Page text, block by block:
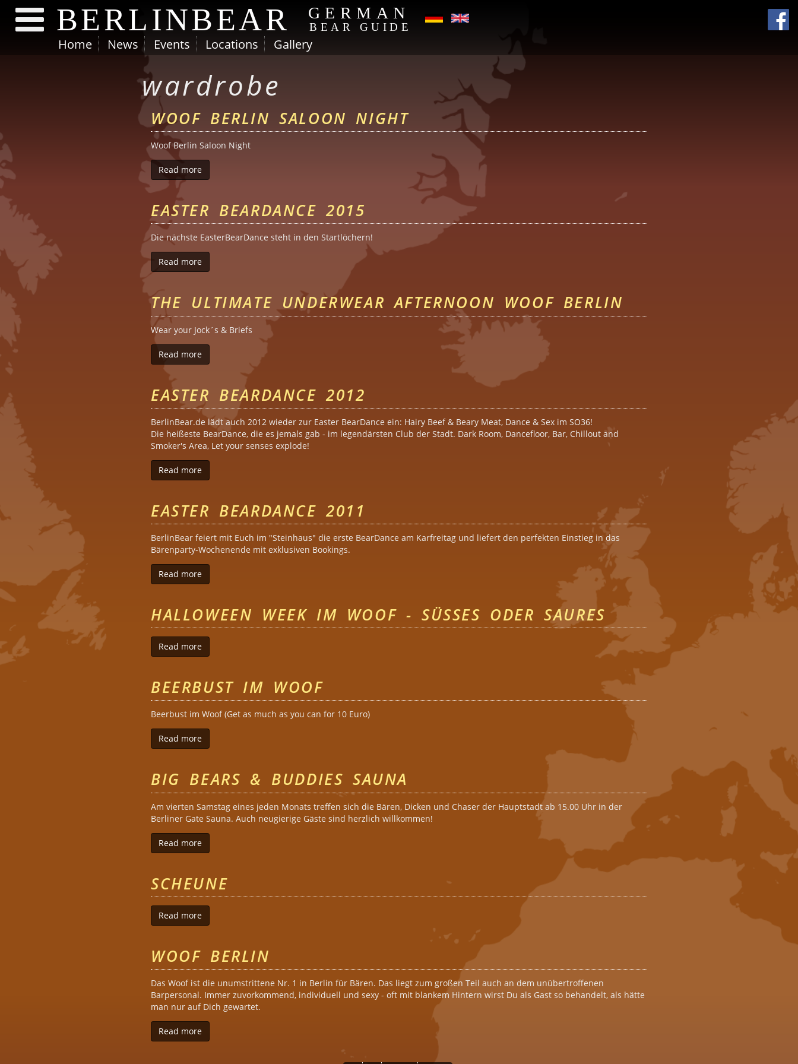
BERLINBEAR GERMAN
BEAR GUIDE
Home News Events Locations Gallery
wardrobe
WOOF BERLIN SALOON NIGHT
Woof Berlin Saloon Night
Read more
EASTER BEARDANCE 2015
Die nächste EasterBearDance steht in den Startlöchern!
Read more
THE ULTIMATE UNDERWEAR AFTERNOON WOOF BERLIN
Wear your Jock´s & Briefs
Read more about The Ultimate Underwear Afternoon Woof Berlin
EASTER BEARDANCE 2012
BerlinBear.de lädt auch 2012 wieder zur Easter BearDance ein: Hairy Beef & Beary Meat, Dance & Sex im SO36!
Die heißeste BearDance, die es jemals gab - im legendärsten Club der Stadt. Dark Room, Dancefloor, Bar, Chillout and
Smoker's Area, Let your senses explode!
Read more
EASTER BEARDANCE 2011
BerlinBear feiert mit Euch im "Steinhaus" die erste BearDance am Karfreitag und liefert den perfekten Einstieg in das
Bärenparty-Wochenende mit exklusiven Bookings.
Read more
HALLOWEEN WEEK IM WOOF - SÜSSES ODER SAURES
Read more
BEERBUST IM WOOF
Beerbust im Woof (Get as much as you can for 10 Euro)
Read more
BIG BEARS & BUDDIES SAUNA
Am vierten Samstag eines jeden Monats treffen sich die Bären, Dicken und Chaser der Hauptstadt ab 15.00 Uhr in der
Berliner Gate Sauna. Auch neugierige Gäste sind herzlich willkommen!
Read more
SCHEUNE
Read more
WOOF BERLIN
Das Woof ist die unumstrittene Nr. 1 in Berlin für Bären. Das liegt zum großen Teil auch an dem unübertroffenen
Barpersonal. Immer zuvorkommend, individuell und sexy - oft mit blankem Hintern wirst Du als Gast so behandelt, als hätte
man nur auf Dich gewartet.
Read more